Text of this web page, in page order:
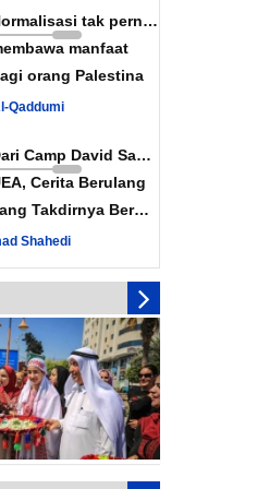
Diaktifkan
Rekonsiliasi
Konspirasi Israel
Jalur Perdagangan
Normalisasi tak pernah
manfaat
orang Palestina
Qaddumi
Dari Camp David Sampai
Cerita Berulang
Takdirnya Berulang
Shahedi